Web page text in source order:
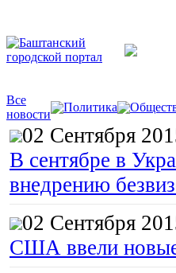
Все
новости
Политика
02 Сентября
В сентябре в
внедрению
02 Сентября
США ввели